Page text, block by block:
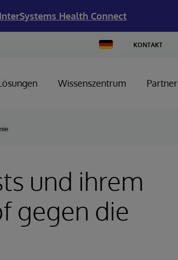
Health Connect
Change
Country
KONTAKT
Wissenszentrum Partner
und ihrem
gegen die